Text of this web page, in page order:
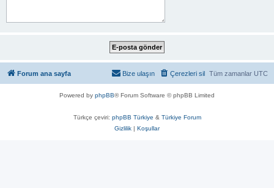
Forum ana sayfa Tüm zamanlar UTC
Çerezleri sil
Bize ulaşın
Powered by phpBB® Forum Software © phpBB Limited
Türkçe çeviri: phpBB Türkiye & Türkiye Forum
Gizlilik | Koşullar